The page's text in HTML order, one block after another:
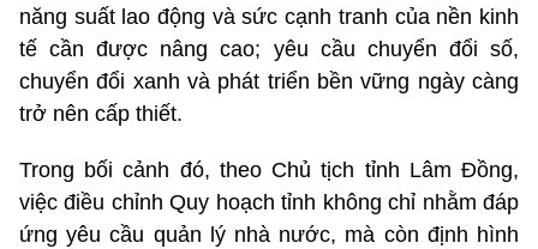
năng suất lao động và sức cạnh tranh của nền kinh
tế cần được nâng cao; yêu cầu chuyển đổi số,
chuyển đổi xanh và phát triển bền vững ngày càng
trở nên cấp thiết.
Trong bối cảnh đó, theo Chủ tịch tỉnh Lâm Đồng,
việc điều chỉnh Quy hoạch tỉnh không chỉ nhằm đáp
ứng yêu cầu quản lý nhà nước, mà còn định hình